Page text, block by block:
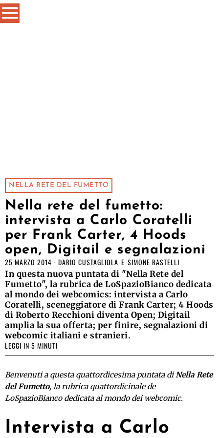
NELLA RETE DEL FUMETTO
Nella rete del fumetto:
intervista a Carlo Coratelli
per Frank Carter, 4 Hoods
open, Digitail e segnalazioni
25 MARZO 2014 DARIO CUSTAGLIOLA E SIMONE RASTELLI
In questa nuova puntata di "Nella Rete del
Fumetto", la rubrica de LoSpazioBianco dedicata
al mondo dei webcomics: intervista a Carlo
Coratelli, sceneggiatore di Frank Carter; 4 Hoods
di Roberto Recchioni diventa Open; Digitail
amplia la sua offerta; per finire, segnalazioni di
webcomic italiani e stranieri.
LEGGI IN 5 MINUTI
Benvenuti a questa quattordicesima puntata diNella Rete
del Fumetto, la rubrica quattordicinale de
LoSpazioBianco dedicata al mondo dei webcomic.
Intervista a Carlo